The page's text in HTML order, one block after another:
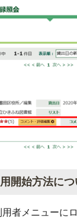
開始方法につ
者メニューに